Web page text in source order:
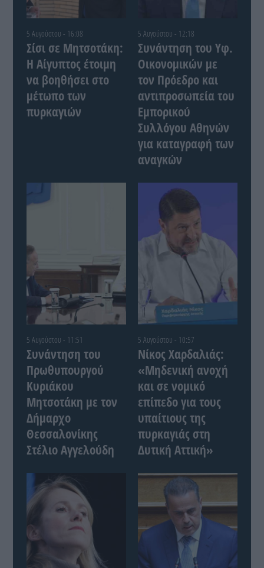
5 Αυγούστου - 16:08
Σίσι σε Μητσοτάκη:
Η Αίγυπτος έτοιμη
να βοηθήσει στο
μέτωπο των
πυρκαγιών
5 Αυγούστου - 12:18
Συνάντηση του Yφ.
Οικονομικών με
τον Πρόεδρο και
αντιπροσωπεία του
Εμπορικού
Συλλόγου Αθηνών
για καταγραφή των
αναγκών
5 Αυγούστου - 11:51
Συνάντηση του
Πρωθυπουργού
Κυριάκου
Μητσοτάκη με τον
Δήμαρχο
Θεσσαλονίκης
Στέλιο Αγγελούδη
5 Αυγούστου - 10:57
Νίκος Χαρδαλιάς:
«Μηδενική ανοχή
και σε νομικό
επίπεδο για τους
υπαίτιους της
πυρκαγιάς στη
Δυτική Αττική»